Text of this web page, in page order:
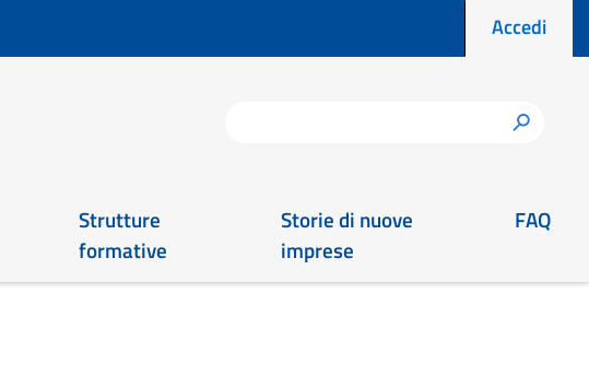
Menu
Accedi
h
Strutture
formative
Storie di nuove
imprese
FAQ